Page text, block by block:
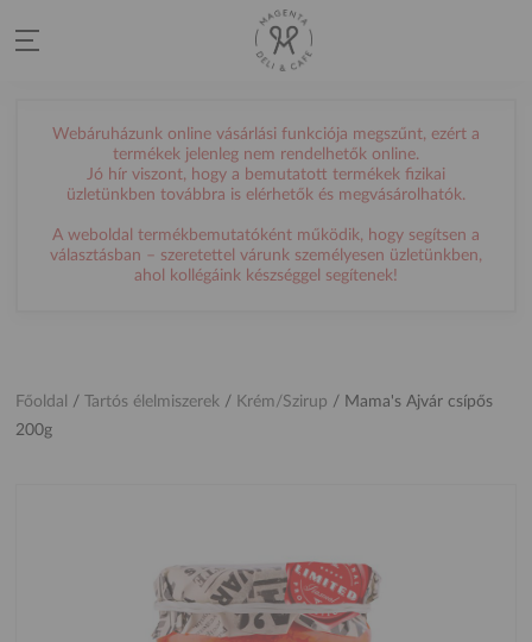
Webáruházunk online vásárlási funkciója megszűnt, ezért a
termékek jelenleg nem rendelhetők online.
Jó hír viszont, hogy a bemutatott termékek fizikai
üzletünkben továbbra is elérhetők és megvásárolhatók.
A weboldal termékbemutatóként működik, hogy segítsen a
választásban – szeretettel várunk személyesen üzletünkben,
ahol kollégáink készséggel segítenek!
Főoldal / Tartós élelmiszerek / Krém/Szirup / Mama's Ajvár csípős
200g